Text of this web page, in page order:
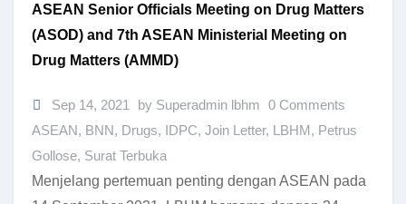
ASEAN Senior Officials Meeting on Drug Matters
(ASOD) and 7th ASEAN Ministerial Meeting on
Drug Matters (AMMD)
Sep 14, 2021 by Superadmin lbhm 0 Comments
ASEAN, BNN, Drugs, IDPC, Join Letter, LBHM, Petrus
Gollose, Surat Terbuka
Menjelang pertemuan penting dengan ASEAN pada